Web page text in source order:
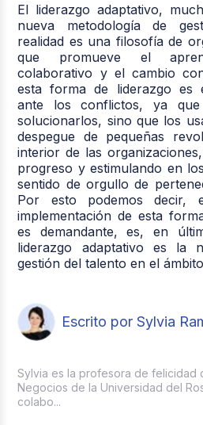
El liderazgo adaptativo,
nueva metodología de
realidad es una filosofía de
que promueve el
colaborativo y el cambio
esta forma de liderazgo es
ante los conflictos, ya
solucionarlos, sino que los
despegue de pequeñas
interior de las
progreso y estimulando en
sentido de orgullo de
Por esto podemos decir,
implementación de esta
es demandante, es, en
liderazgo adaptativo es la
gestión del talento en el
Escrito por Sylvia
Sylvia es la profesora de felicidad
Negocios de la Universidad del
colabo...